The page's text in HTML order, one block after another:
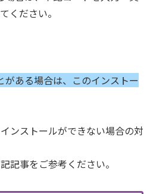
ください。
ある場合は、このインストー
ンストールができない場合の対
記事をご参考ください。